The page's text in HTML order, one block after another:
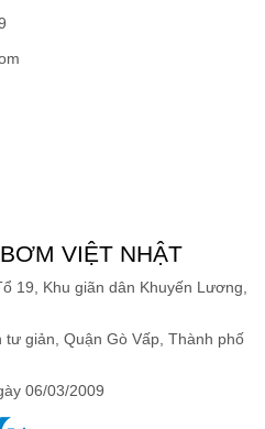
VIỆT NHẬT
19, Khu giãn dân Khuyến Lương,
tư giản, Quận Gò Vấp, Thành phố
06/03/2009